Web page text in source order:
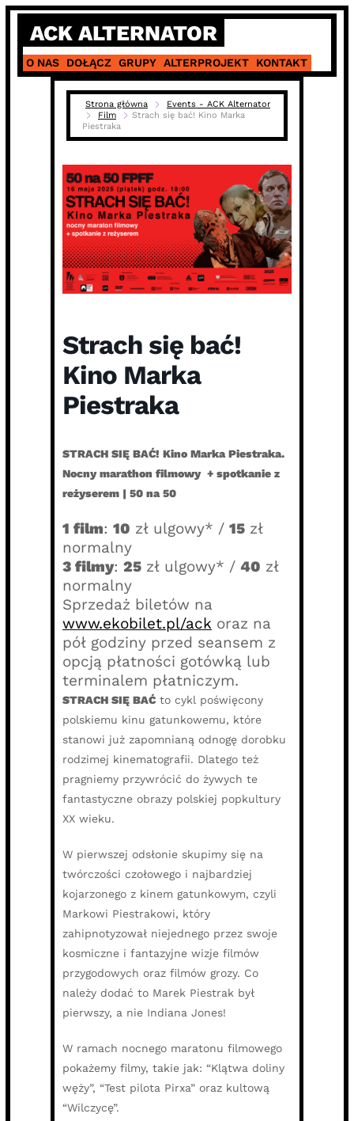
Skip
content
ACK ALTERNATOR
O NAS DOŁĄCZ GRUPY ALTERPROJEKT KONTAKT
Strona główna
Events - ACK Alternator
Film
Strach się bać! Kino Marka
Piestraka
Strach się bać!
Kino Marka
Piestraka
STRACH SIĘ BAĆ! Kino Marka Piestraka.
Nocny marathon filmowy + spotkanie z
reżyserem | 50 na 50
1 film: 10 zł ulgowy* / 15 zł
normalny
3 filmy: 25 zł ulgowy* / 40 zł
normalny
Sprzedaż biletów na
www.ekobilet.pl/ack oraz na
pół godziny przed seansem z
opcją płatności gotówką lub
terminalem płatniczym.
STRACH SIĘ BAĆto cykl poświęcony
polskiemu kinu gatunkowemu, które
stanowi już zapomnianą odnogę dorobku
rodzimej kinematografii. Dlatego też
pragniemy przywrócić do żywych te
fantastyczne obrazy polskiej popkultury
XX wieku.
W pierwszej odsłonie skupimy się na
twórczości czołowego i najbardziej
kojarzonego z kinem gatunkowym, czyli
Markowi Piestrakowi, który
zahipnotyzował niejednego przez swoje
kosmiczne i fantazyjne wizje filmów
przygodowych oraz filmów grozy. Co
należy dodać to Marek Piestrak był
pierwszy, a nie Indiana Jones!
W ramach nocnego maratonu filmowego
pokażemy filmy, takie jak: “Klątwa doliny
węży”, “Test pilota Pirxa” oraz kultową
“Wilczycę”.